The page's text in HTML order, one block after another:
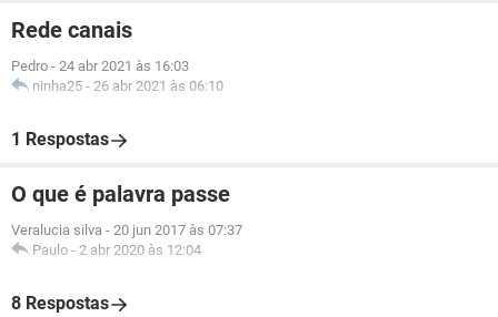
Rede canais
Pedro - 24 abr 2021 às 16:03
ninha25 - 26 abr 2021 às 06:10
1 Respostas
O que é palavra passe
Veralucia silva - 20 jun 2017 às 07:37
Paulo - 2 abr 2020 às 12:04
8 Respostas